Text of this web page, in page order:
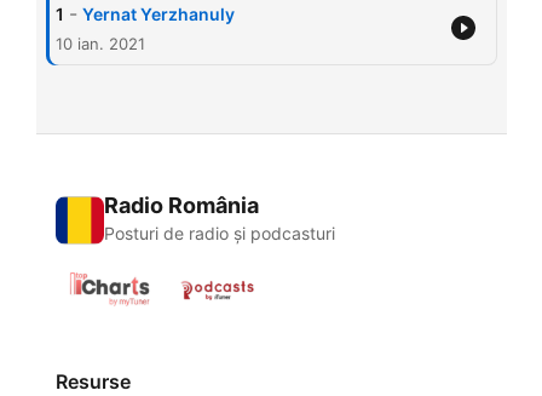
1 - Yernat Yerzhanuly
10 ian. 2021
Radio România
Posturi de radio și podcasturi
Resurse